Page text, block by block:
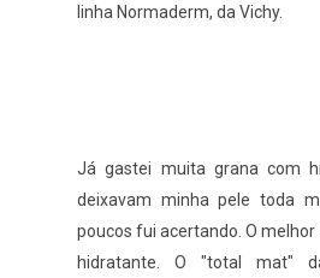
linha Normaderm, da Vichy.
Já gastei muita grana com
deixavam minha pele toda
poucos fui acertando. O
hidratante. O "total mat"